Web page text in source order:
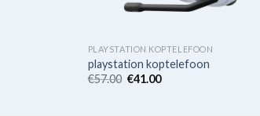
PLAYSTATION KOPTELEFOON
playstation koptelefoon
€57.00 €41.00